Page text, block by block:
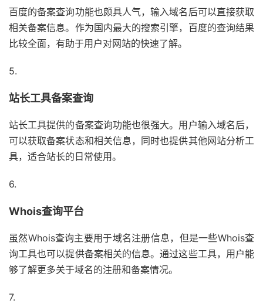
百度的备案查询功能也颇具人气，输入域名后可以直接获取
相关备案信息。作为国内最大的搜索引擎，百度的查询结果
比较全面，有助于用户对网站的快速了解。
5.
站长工具备案查询
站长工具提供的备案查询功能也很强大。用户输入域名后，
可以获取备案状态和相关信息，同时也提供其他网站分析工
具，适合站长的日常使用。
6.
Whois查询平台
虽然Whois查询主要用于域名注册信息，但是一些Whois查
询工具也可以提供备案相关的信息。通过这些工具，用户能
够了解更多关于域名的注册和备案情况。
7.